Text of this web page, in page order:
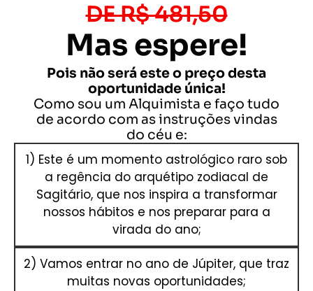
DE R$ 481,50
Mas espere!
Pois não será este o preço desta
oportunidade única!
Como sou um Alquimista e faço tudo
de acordo com as instruções vindas
do céu e:
1) Este é um momento astrológico raro sob
a regência do arquétipo zodiacal de
Sagitário, que nos inspira a transformar
nossos hábitos e nos preparar para a
virada do ano;
2) Vamos entrar no ano de Júpiter, que traz
muitas novas oportunidades;